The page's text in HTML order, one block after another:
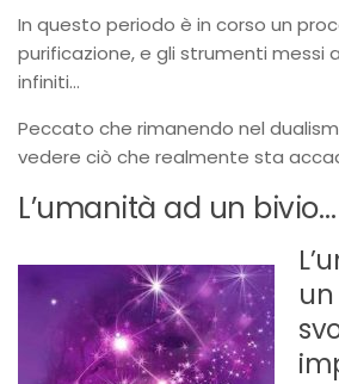
In questo periodo è in corso un
purificazione, e gli strumenti messi
infiniti…
Peccato che rimanendo nel
vedere ciò che realmente sta
L’umanità ad un bivio…